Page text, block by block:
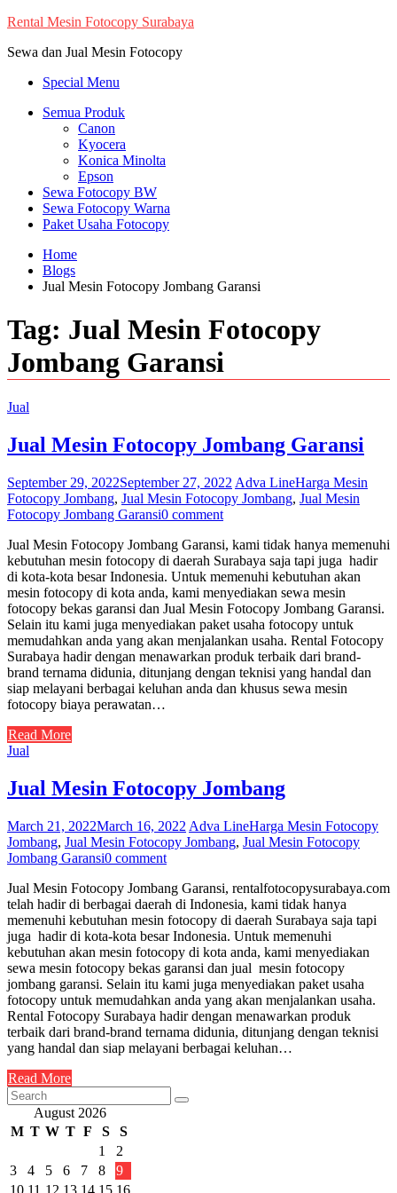
Skip
content
Rental Mesin Fotocopy Surabaya
Sewa dan Jual Mesin Fotocopy
Special Menu
Semua Produk
Canon
Kyocera
Konica Minolta
Epson
Sewa Fotocopy BW
Sewa Fotocopy Warna
Paket Usaha Fotocopy
Home
Blogs
Jual Mesin Fotocopy Jombang Garansi
Tag: Jual Mesin Fotocopy
Jombang Garansi
Jual
Jual Mesin Fotocopy Jombang Garansi
September 29, 2022September 27, 2022 Adva LineHarga Mesin
Fotocopy Jombang, Jual Mesin Fotocopy Jombang, Jual Mesin
Fotocopy Jombang Garansi0 comment
Jual Mesin Fotocopy Jombang Garansi, kami tidak hanya memenuhi
kebutuhan mesin fotocopy di daerah Surabaya saja tapi juga hadir
di kota-kota besar Indonesia. Untuk memenuhi kebutuhan akan
mesin fotocopy di kota anda, kami menyediakan sewa mesin
fotocopy bekas garansi dan Jual Mesin Fotocopy Jombang Garansi.
Selain itu kami juga menyediakan paket usaha fotocopy untuk
memudahkan anda yang akan menjalankan usaha. Rental Fotocopy
Surabaya hadir dengan menawarkan produk terbaik dari brand-
brand ternama didunia, ditunjang dengan teknisi yang handal dan
siap melayani berbagai keluhan anda dan khusus sewa mesin
fotocopy biaya perawatan…
Read More
Jual
Jual Mesin Fotocopy Jombang
March 21, 2022March 16, 2022 Adva LineHarga Mesin Fotocopy
Jombang, Jual Mesin Fotocopy Jombang, Jual Mesin Fotocopy
Jombang Garansi0 comment
Jual Mesin Fotocopy Jombang Garansi, rentalfotocopysurabaya.com
telah hadir di berbagai daerah di Indonesia, kami tidak hanya
memenuhi kebutuhan mesin fotocopy di daerah Surabaya saja tapi
juga hadir di kota-kota besar Indonesia. Untuk memenuhi
kebutuhan akan mesin fotocopy di kota anda, kami menyediakan
sewa mesin fotocopy bekas garansi dan jual mesin fotocopy
jombang garansi. Selain itu kami juga menyediakan paket usaha
fotocopy untuk memudahkan anda yang akan menjalankan usaha.
Rental Fotocopy Surabaya hadir dengan menawarkan produk
terbaik dari brand-brand ternama didunia, ditunjang dengan teknisi
yang handal dan siap melayani berbagai keluhan…
Read More
August 2026
M T W T F S
S
1
2
3
4 5 6 7 8
9
10 11 12 13 14 15 16